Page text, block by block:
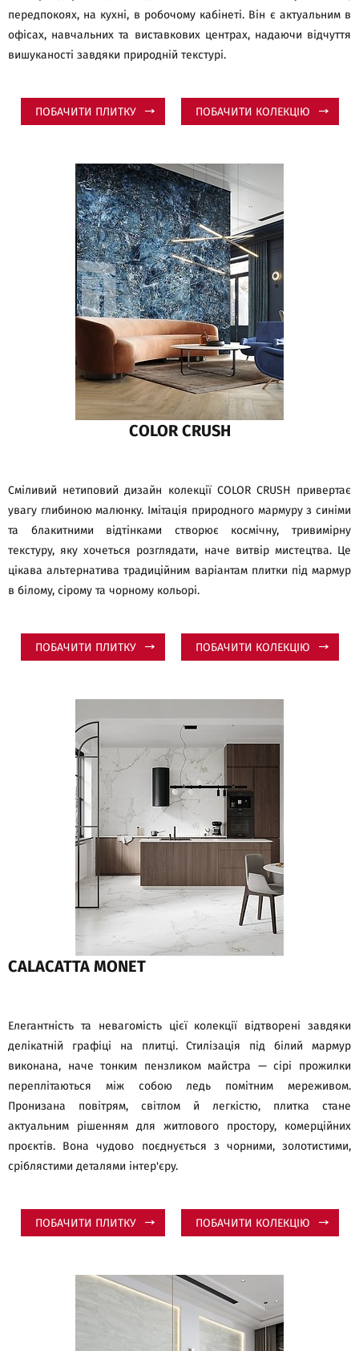
передпокоях, на кухні, в робочому кабінеті. Він є актуальним в
офісах, навчальних та виставкових центрах, надаючи відчуття
вишуканості завдяки природній текстурі.
ПОБАЧИТИ ПЛИТКУ ПОБАЧИТИ КОЛЕКЦІЮ
COLOR CRUSH
Сміливий нетиповий дизайн колекції COLOR CRUSH привертає
увагу глибиною малюнку. Імітація природного мармуру з синіми
та блакитними відтінками створює космічну, тривимірну
текстуру, яку хочеться розглядати, наче витвір мистецтва. Це
цікава альтернатива традиційним варіантам плитки під мармур
в білому, сірому та чорному кольорі.
ПОБАЧИТИ ПЛИТКУ ПОБАЧИТИ КОЛЕКЦІЮ
CALACATTA MONET
Елегантність та невагомість цієї колекції відтворені завдяки
делікатній графіці на плитці. Стилізація під білий мармур
виконана, наче тонким пензликом майстра — сірі прожилки
переплітаються між собою ледь помітним мереживом.
Пронизана повітрям, світлом й легкістю, плитка стане
актуальним рішенням для житлового простору, комерційних
проєктів. Вона чудово поєднується з чорними, золотистими,
сріблястими деталями інтер'єру.
ПОБАЧИТИ ПЛИТКУ ПОБАЧИТИ КОЛЕКЦІЮ